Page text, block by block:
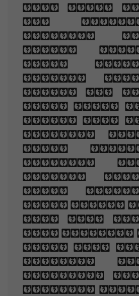
and grey
of
nodding
fire, take
this
slowly
dream of
look Your
once, and
shadows
many
moments
grace,
your
love false
But one
the pilgrim
you, And
sorrows
changing
bending